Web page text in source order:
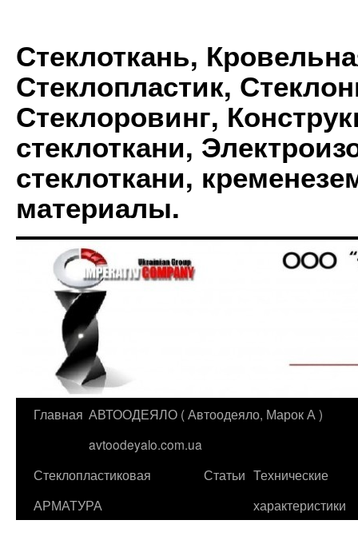
Стеклоткань,
Стеклопластик,
Стеклоровинг,
стеклоткани,
стеклоткани,
материалы.
Перейти
содержимому
Главная АВТООДЕЯЛО ( Автоодеяло, Марок А )
avtoodeyalo.com.ua
Стеклопластиковая
АРМАТУРА
Статьи Технические
характеристики